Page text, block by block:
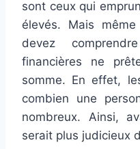
sont ceux qui
élevés. Mais
devez
financières ne
somme. En effet,
combien une
nombreux. Ainsi,
serait plus judicieux